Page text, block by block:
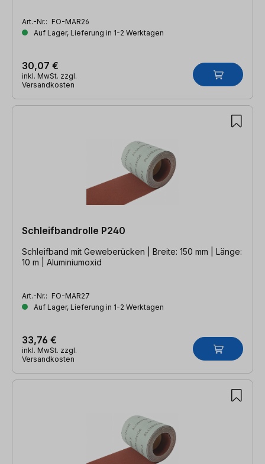
Art.-Nr.: FO-MAR26
Auf Lager, Lieferung in 1-2 Werktagen
30,07 €
inkl. MwSt. zzgl.
Versandkosten
Schleifbandrolle P240
Schleifband mit Geweberücken | Breite: 150 mm | Länge:
10 m | Aluminiumoxid
Art.-Nr.: FO-MAR27
Auf Lager, Lieferung in 1-2 Werktagen
33,76 €
inkl. MwSt. zzgl.
Versandkosten